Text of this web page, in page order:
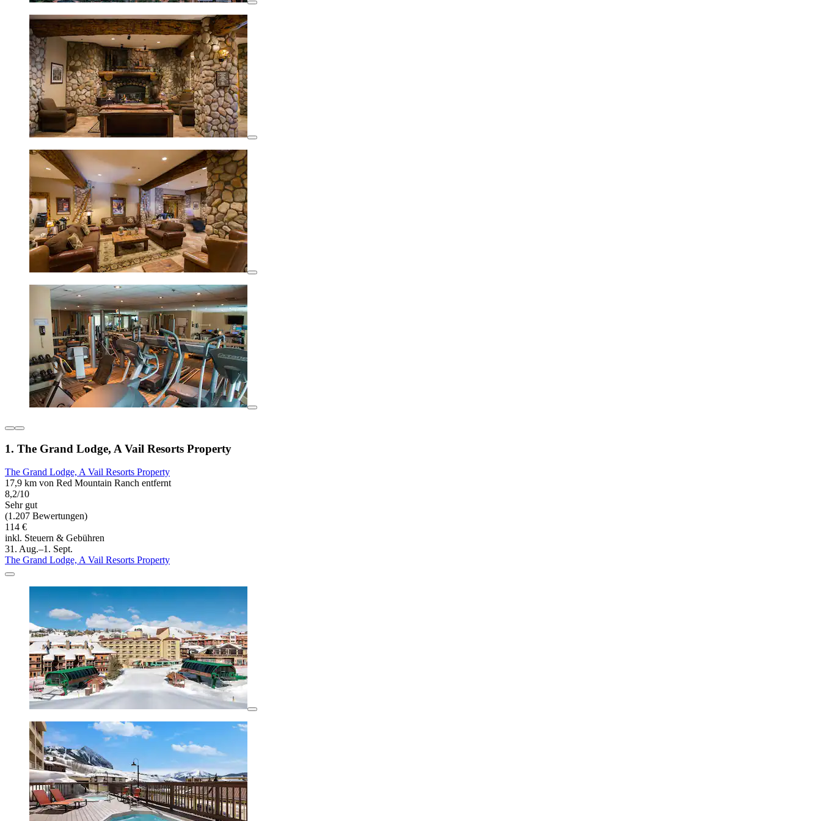
1. The Grand Lodge, A Vail Resorts Property
The Grand Lodge, A Vail Resorts Property
17,9 km von Red Mountain Ranch entfernt
8,2/10
Sehr gut
(1.207 Bewertungen)
114 €
inkl. Steuern & Gebühren
31. Aug.–1. Sept.
The Grand Lodge, A Vail Resorts Property